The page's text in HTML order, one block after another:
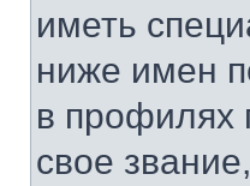
иметь
ниже имен
в профилях
свое